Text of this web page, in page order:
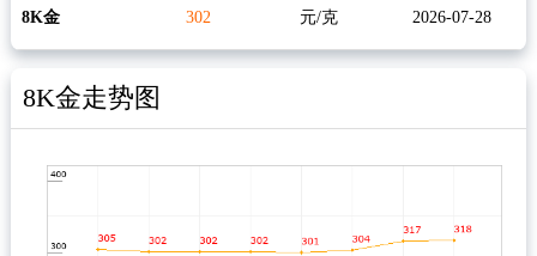
8K金 302 元/克 2026-07-28
8K金走势图